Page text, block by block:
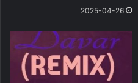
2025-04-26